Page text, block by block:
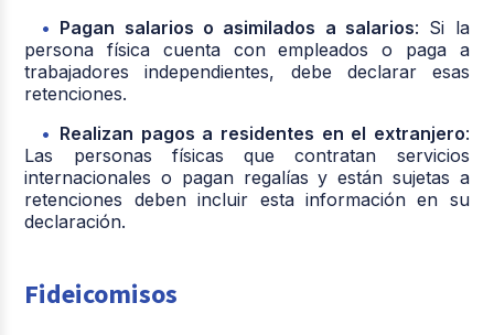
Pagan salarios o asimilados a salarios: Si la
persona física cuenta con empleados o paga a
trabajadores independientes, debe declarar esas
retenciones.
Realizan pagos a residentes en el extranjero:
Las personas físicas que contratan servicios
internacionales o pagan regalías y están sujetas a
retenciones deben incluir esta información en su
declaración.
Fideicomisos